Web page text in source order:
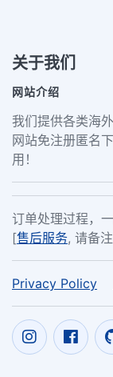
关于我们
网站介绍
我们提供各类海
网站免注册匿名
用！
订单处理过程，
[售后服务, 请备
Privacy Policy